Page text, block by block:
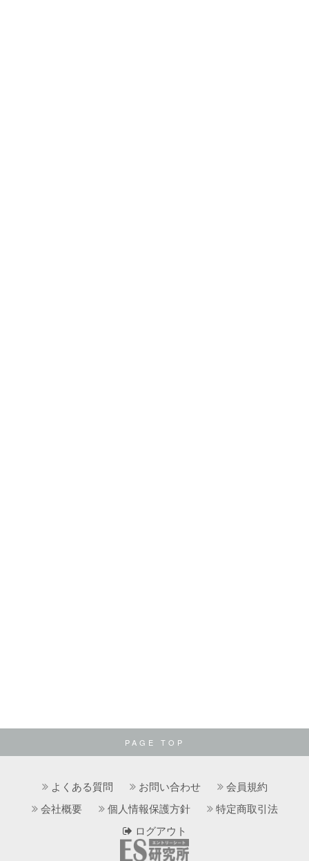
PAGE TOP
よくある質問 お問い合わせ
会員規約
会社概要
個人情報保護方針
特定商取引法
ログアウト